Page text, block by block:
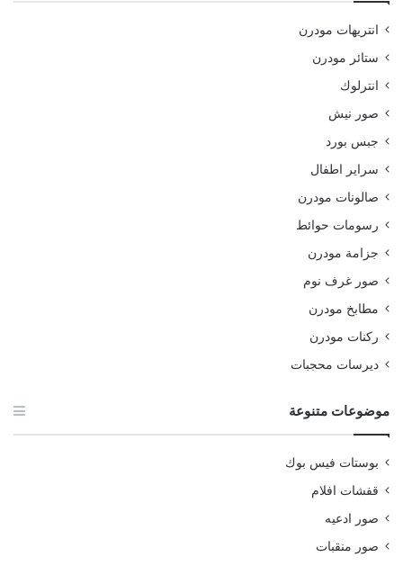
انتريهات مودرن
ستائر مودرن
انترلوك
صور نيش
جبس بورد
سراير اطفال
صالونات مودرن
رسومات حوائط
جزامة مودرن
صور غرف نوم
مطابخ مودرن
ركنات مودرن
ديرسات محجبات
موضوعات متنوعة
بوستات فيس بوك
قفشات افلام
صور ادعيه
صور منقبات